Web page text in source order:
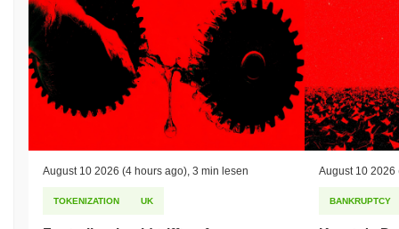
August 10 2026 (4 hours ago) 3 min lesen
TOKENIZATION UK
August 10 2026
BANKRUPTCY